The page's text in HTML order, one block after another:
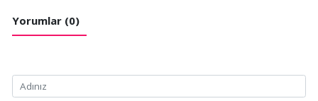
Yorumlar (0)